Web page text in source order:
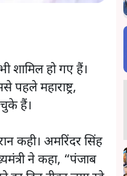
शामिल हो गए हैं।
महाराष्ट्र,
हैं।
कही। अमरिंदर सिंह
ने कहा, “पंजाब